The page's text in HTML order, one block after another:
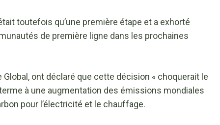
toutefois qu’une première étape et a exhorté
de première ligne dans les prochaines
Global, ont déclaré que cette décision « choquerait le
à une augmentation des émissions mondiales
pour l’électricité et le chauffage.